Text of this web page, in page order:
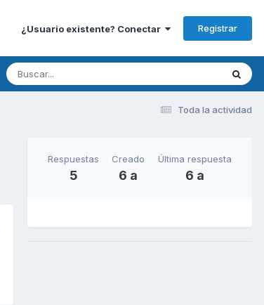
¿Usuario existente? Conectar Registrar
Toda la actividad
Respuestas
5
Creado
6 a
Última respuesta
6 a